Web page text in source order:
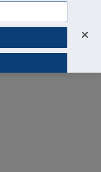
Accedi all'area riservata